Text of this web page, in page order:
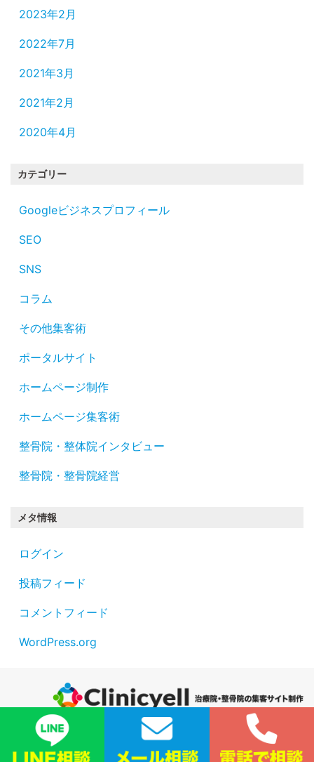
2023年2月
2022年7月
2021年3月
2021年2月
2020年4月
カテゴリー
Googleビジネスプロフィール
SEO
SNS
コラム
その他集客術
ポータルサイト
ホームページ制作
ホームページ集客術
整骨院・整体院インタビュー
整骨院・整骨院経営
メタ情報
ログイン
投稿フィード
コメントフィード
WordPress.org